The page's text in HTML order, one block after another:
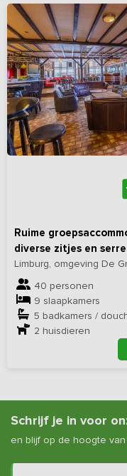
Ruime
diverse zitjes en serre
Limburg, omgeving De
40 personen
9 slaapkamers
5 badkamers /
2 huisdieren
Bekijkhier
Schrijf je in voor
en blijf op de hoogte